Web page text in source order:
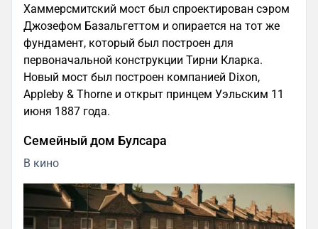
Хаммерсмитский мост был спроектирован сэром
Джозефом Базальгеттом и опирается на тот же
фундамент, который был построен для
первоначальной конструкции Тирни Кларка.
Новый мост был построен компанией Dixon,
Appleby & Thorne и открыт принцем Уэльским 11
июня 1887 года.
Семейный дом Булсара
В кино